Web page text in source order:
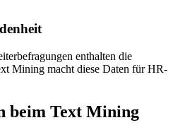
enthalten die
Mining macht diese Daten für HR-
beim Text Mining